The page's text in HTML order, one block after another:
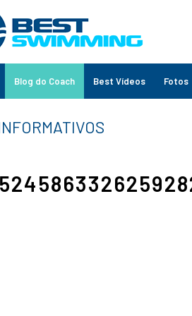
Blog do Coach Best Vídeos Fotos